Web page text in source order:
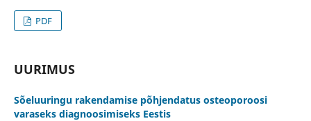
PDF
UURIMUS
Sõeluuringu rakendamise põhjendatus osteoporoosi
varaseks diagnoosimiseks Eestis